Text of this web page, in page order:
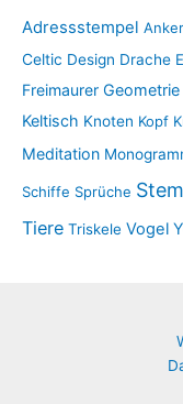
Adressstempel Anker
Celtic Design Drache
Freimaurer Geometrie
Keltisch Knoten Kopf
Meditation
Schiffe Sprüche
Tiere Triskele Vogel